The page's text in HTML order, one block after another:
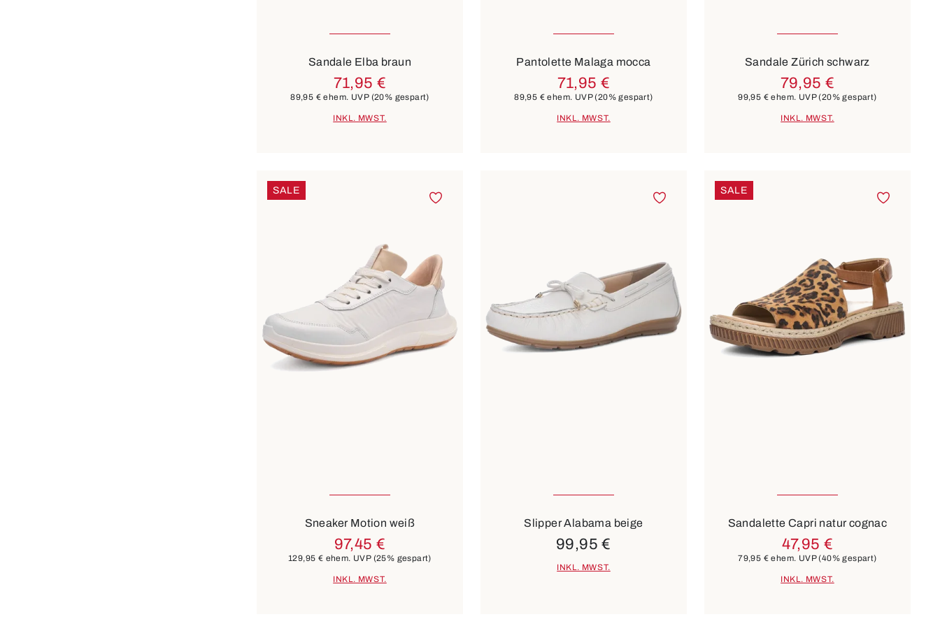
schwarz
weiß
Sandale Elba braun
71,95 €
89,95 € ehem. UVP (20% gespart)
INKL. MWST.
schwarz
weiß
Pantolette Malaga mocca
71,95 €
89,95 € ehem. UVP(20% gespart)
INKL. MWST.
blauweißbeige
Sandale Zürich schwarz
79,95 €
99,95 € ehem. UVP(20% gespart)
INKL. MWST.
SALE
blauweiß
Sneaker Motion weiß
97,45 €
129,95 € ehem. UVP (25% gespart)
INKL. MWST.
8 Farben
Slipper Alabama beige
99,95 €
INKL. MWST.
SALE
blaubeige
Sandalette Capri natur cognac
47,95 €
79,95 € ehem. UVP(40% gespart)
INKL. MWST.